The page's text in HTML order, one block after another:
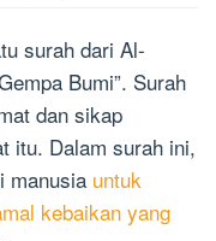
surah dari Al-
Bumi”. Surah
dan sikap
itu. Dalam surah ini,
manusia untuk
kebaikan yang